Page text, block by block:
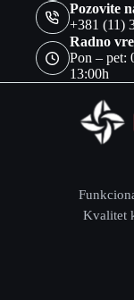
Pozovite
+381 (11)
Radno
Pon – pet:
13:00h
Kvalitet